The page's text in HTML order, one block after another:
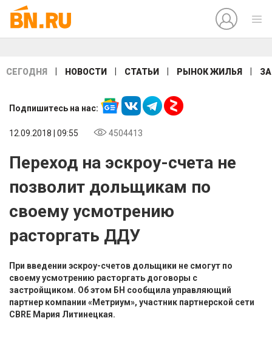
СЕГОДНЯ НОВОСТИ СТАТЬИ РЫНОК ЖИЛЬЯ
Подпишитесь на нас:
12.09.2018 | 09:55 4504413
Переход на эскроу-счета не
позволит дольщикам по
своему усмотрению
расторгать ДДУ
При введении эскроу-счетов дольщики не смогут по
своему усмотрению расторгать договоры с
застройщиком. Об этом БН сообщила управляющий
партнер компании «Метриум», участник партнерской сети
CBRE Мария Литинецкая.